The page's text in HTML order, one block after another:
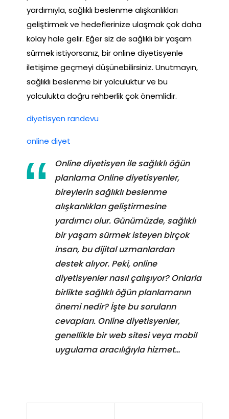
yardımıyla, sağlıklı beslenme alışkanlıkları
geliştirmek ve hedeflerinize ulaşmak çok daha
kolay hale gelir. Eğer siz de sağlıklı bir yaşam
sürmek istiyorsanız, bir online diyetisyenle
iletişime geçmeyi düşünebilirsiniz. Unutmayın,
sağlıklı beslenme bir yolculuktur ve bu
yolculukta doğru rehberlik çok önemlidir.
diyetisyen randevu
online diyet
Online diyetisyen ile sağlıklı öğün
planlama Online diyetisyenler,
bireylerin sağlıklı beslenme
alışkanlıkları geliştirmesine
yardımcı olur. Günümüzde, sağlıklı
bir yaşam sürmek isteyen birçok
insan, bu dijital uzmanlardan
destek alıyor. Peki, online
diyetisyenler nasıl çalışıyor? Onlarla
birlikte sağlıklı öğün planlamanın
önemi nedir? İşte bu soruların
cevapları. Online diyetisyenler,
genellikle bir web sitesi veya mobil
uygulama aracılığıyla hizmet…